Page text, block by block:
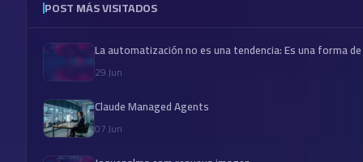
POST MÁS VISITADOS
La automatización no es una tendencia: Es una forma
29 Jun
Claude Managed Agents
07 Jun